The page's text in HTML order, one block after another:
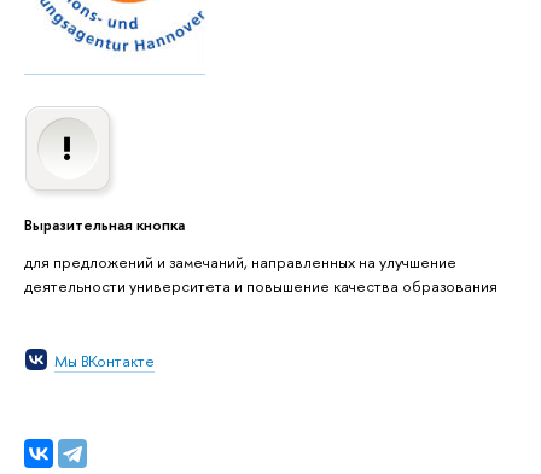
Выразительная кнопка
для предложений и замечаний, направленных на улучшение
деятельности университета и повышение качества образования
Мы ВКонтакте